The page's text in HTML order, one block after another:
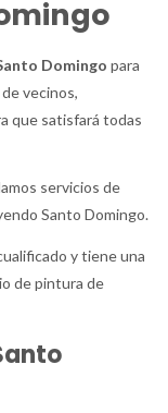
Domingo para
vecinos,
que satisfará todas
servicios de
Santo Domingo.
y tiene una
de pintura de